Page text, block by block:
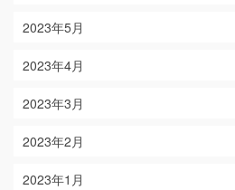
2023年5月
2023年4月
2023年3月
2023年2月
2023年1月